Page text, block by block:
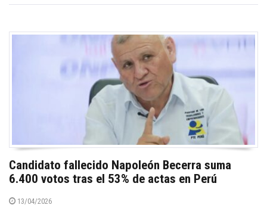
Candidato fallecido Napoleón Becerra suma
6.400 votos tras el 53% de actas en Perú
13/04/2026